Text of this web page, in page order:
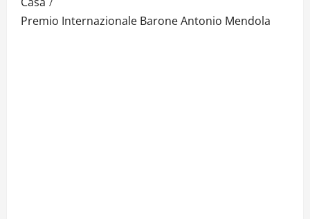
Premio Internazionale Barone Antonio Mendola